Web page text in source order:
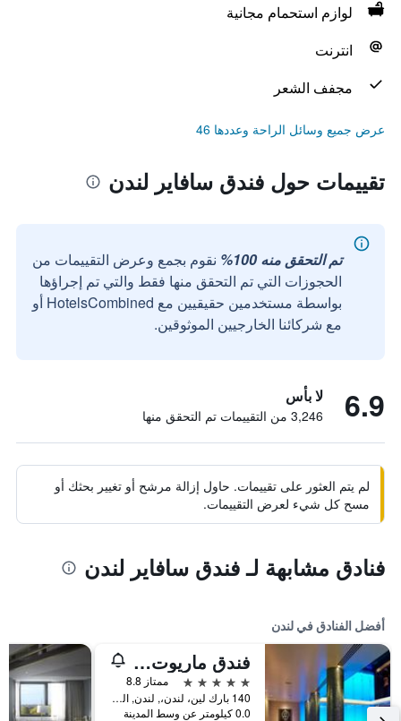
لوازم استحمام مجانية
انترنت
مجفف الشعر
عرض جميع وسائل الراحة وعددها 46
تقييمات حول فندق سافاير لندن
تم التحقق منه 100%
نقوم بجمع وعرض التقييمات من
الحجوزات التي تم التحقق منها فقط والتي تم إجراؤها
بواسطة مستخدمين حقيقيين مع HotelsCombined أو
مع شركائنا الخارجيين الموثوقين.
6.9 لا بأس
3,246 من التقييمات تم التحقق منها
لم يتم العثور على تقييمات. حاول إزالة مرشح أو تغيير بحثك أو
مسح كل شيء لعرض التقييمات.
فنادق مشابهة لـ فندق سافاير لندن
أفضل الفنادق في لندن
فندق ماريوت لندن بارك لاين
5 نجوم
ممتاز 8.8
140 بارك لين، لندن،, لندن, المملكة المتحدة
0.0 كيلومتر عن وسط المدينة